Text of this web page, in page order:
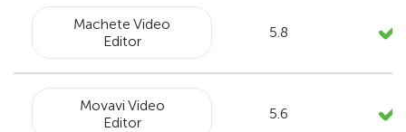
Machete Video
Editor
5.8
Movavi Video
Editor
5.6